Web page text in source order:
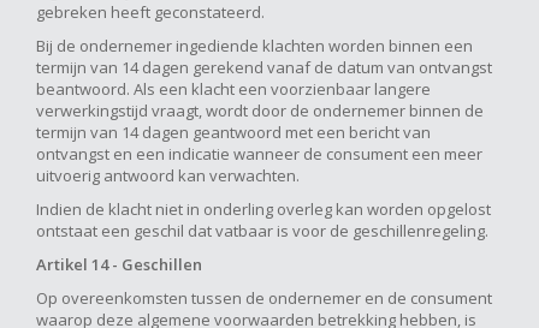
gebreken heeft geconstateerd.
Bij de ondernemer ingediende klachten worden binnen een
termijn van 14 dagen gerekend vanaf de datum van ontvangst
beantwoord. Als een klacht een voorzienbaar langere
verwerkingstijd vraagt, wordt door de ondernemer binnen de
termijn van 14 dagen geantwoord met een bericht van
ontvangst en een indicatie wanneer de consument een meer
uitvoerig antwoord kan verwachten.
Indien de klacht niet in onderling overleg kan worden opgelost
ontstaat een geschil dat vatbaar is voor de geschillenregeling.
Artikel 14 - Geschillen
Op overeenkomsten tussen de ondernemer en de consument
waarop deze algemene voorwaarden betrekking hebben, is